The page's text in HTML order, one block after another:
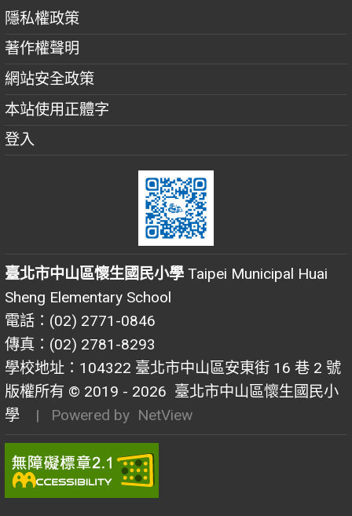
隱私權政策
著作權聲明
網站安全政策
本站使用正體字
登入
臺北市中山區懷生國民小學 Taipei Municipal Huai
Sheng Elementary School
電話：(02) 2771-0846
傳真：(02) 2781-8293
學校地址：104322 臺北市中山區安東街 16 巷 2 號
版權所有 © 2019 - 2026 臺北市中山區懷生國民小
學
| Powered by NetView